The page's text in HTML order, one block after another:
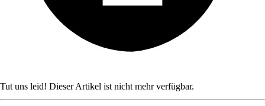
Tut uns leid! Dieser Artikel ist nicht mehr verfügbar.